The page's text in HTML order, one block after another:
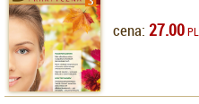
cena: 27.00